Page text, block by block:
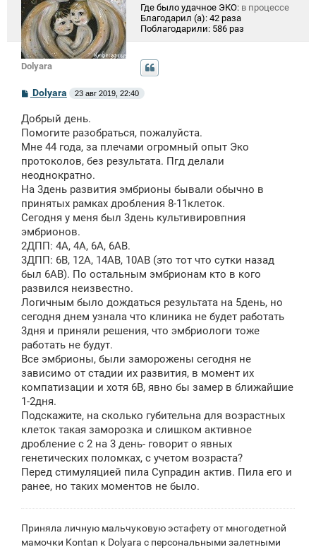
Dolyara
Где было удачное ЭКО: в процессе
Благодарил (а): 42 раза
Поблагодарили: 586 раз
С
о
б
щ
н
и
е
Dolyara 23 авг 2019, 22:40
Добрый день.
Помогите разобраться, пожалуйста.
Мне 44 года, за плечами огромный опыт Эко
протоколов, без результата. Пгд делали
неоднократно.
На 3день развития эмбрионы бывали обычно в
принятых рамках дробления 8-11клеток.
Сегодня у меня был 3день культивировпния
эмбрионов.
2ДПП: 4А, 4А, 6А, 6АВ.
3ДПП: 6В, 12А, 14АВ, 10АВ (это тот что сутки назад
был 6АВ). По остальным эмбрионам кто в кого
развился неизвестно.
Логичным было дождаться результата на 5день, но
сегодня днем узнала что клиника не будет работать
3дня и приняли решения, что эмбриологи тоже
работать не будут.
Все эмбрионы, были заморожены сегодня не
зависимо от стадии их развития, в момент их
компатизации и хотя 6В, явно бы замер в ближайшие
1-2дня.
Подскажите, на сколько губительна для возрастных
клеток такая заморозка и слишком активное
дробление с 2 на 3 день- говорит о явных
генетических поломках, с учетом возраста?
Перед стимуляцией пила Супрадин актив. Пила его и
ранее, но таких моментов не было.
Приняла личную мальчуковую эстафету от многодетной
мамочки Kontan к Dolyara с персональными залетными